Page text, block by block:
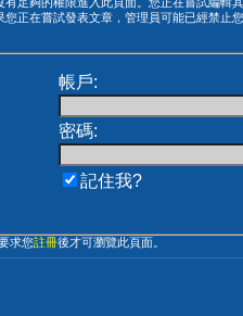
您正在嘗試發表文章，管理員可能已經禁止
帳戶:
密碼:
記住我?
求您註冊後才可瀏覽此頁面。